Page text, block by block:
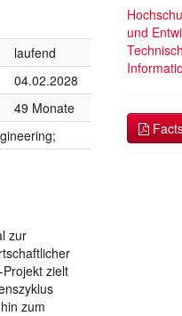
laufend
04.02.2028
49 Monate
zur
zielt
zum
und